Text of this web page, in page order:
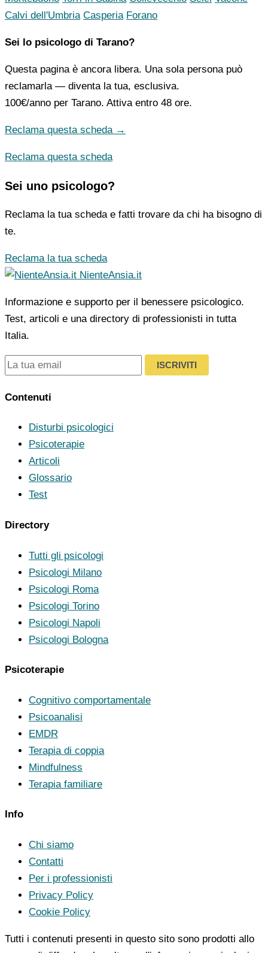
Calvi dell'Umbria Casperia Forano
Sei lo psicologo di Tarano?
Questa pagina è ancora libera. Una sola persona può
reclamarla — diventa la tua, esclusiva.
100€/anno per Tarano. Attiva entro 48 ore.
Reclama questa scheda →
Reclama questa scheda
Sei uno psicologo?
Reclama la tua scheda e fatti trovare da chi ha bisogno di
te.
Reclama la tua scheda
NienteAnsia.it
Informazione e supporto per il benessere psicologico.
Test, articoli e una directory di professionisti in tutta
Italia.
ISCRIVITI
Contenuti
Disturbi psicologici
Psicoterapie
Articoli
Glossario
Test
Directory
Tutti gli psicologi
Psicologi Milano
Psicologi Roma
Psicologi Torino
Psicologi Napoli
Psicologi Bologna
Psicoterapie
Cognitivo comportamentale
Psicoanalisi
EMDR
Terapia di coppia
Mindfulness
Terapia familiare
Info
Chi siamo
Contatti
Per i professionisti
Privacy Policy
Cookie Policy
Tutti i contenuti presenti in questo sito sono prodotti allo